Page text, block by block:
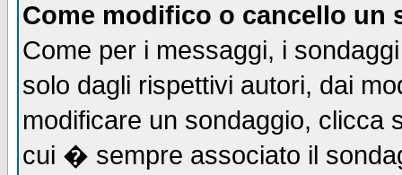
Come modifico o cancello un
Come per i messaggi, i
solo dagli rispettivi autori, dai
modificare un sondaggio, clicca
cui � sempre associato il